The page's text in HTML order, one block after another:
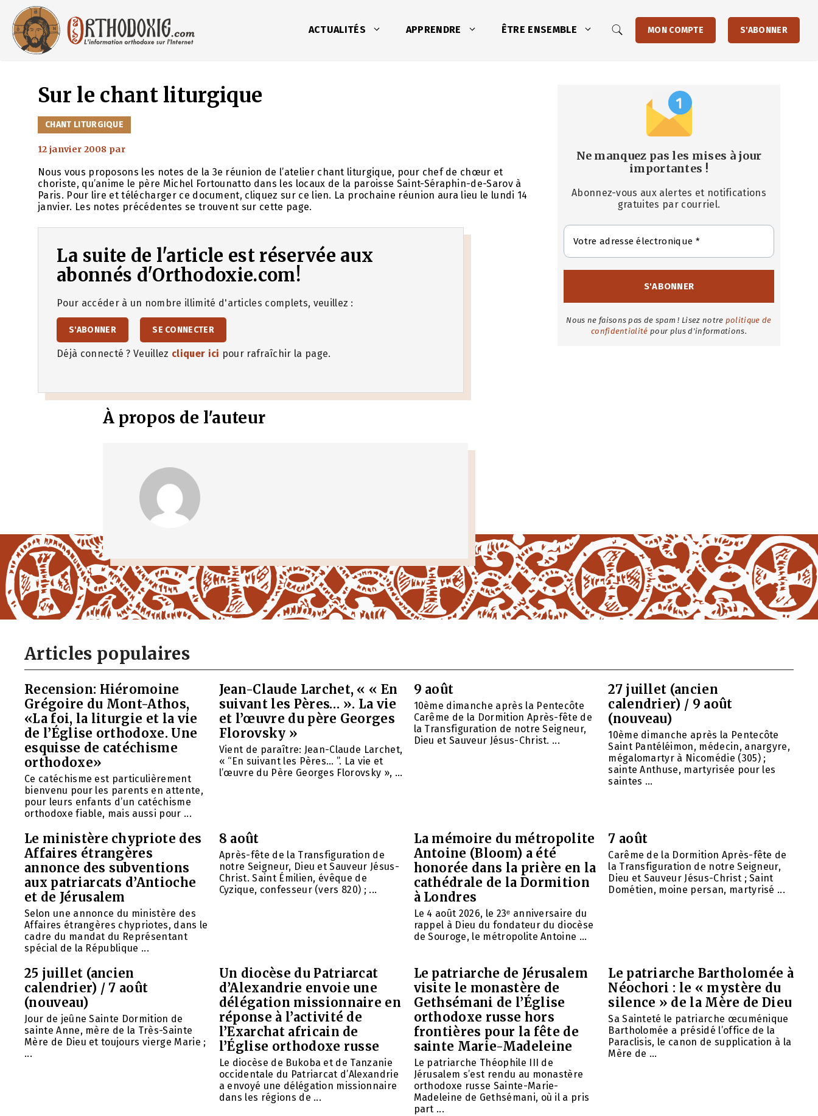
contenu
ACTUALITÉS APPRENDRE ÊTRE ENSEMBLE MON COMPTE S'ABONNER
Sur le chant liturgique
CATÉGORIES
CHANT LITURGIQUE
12 janvier 2008 par
Nous vous proposons les notes de la 3e réunion de l’atelier chant liturgique, pour chef de chœur et
choriste, qu’anime le père Michel Fortounatto dans les locaux de la paroisse Saint-Séraphin-de-Sarov à
Paris. Pour lire et télécharger ce document, cliquez sur ce lien. La prochaine réunion aura lieu le lundi 14
janvier. Les notes précédentes se trouvent sur cette page.
La suite de l'article est réservée aux
abonnés d'Orthodoxie.com!
Pour accéder à un nombre illimité d'articles complets, veuillez :
S'ABONNER SE CONNECTER
Déjà connecté ? Veuillez cliquer ici pour rafraîchir la page.
À propos de l'auteur
Ne manquez pas les mises à jour
importantes !
Abonnez-vous aux alertes et notifications
gratuites par courriel.
Nous ne faisons pas de spam ! Lisez notre politique de
confidentialité pour plus d'informations.
Articles populaires
Recension: Hiéromoine
Grégoire du Mont-Athos,
«La foi, la liturgie et la vie
de l’Église orthodoxe. Une
esquisse de catéchisme
orthodoxe»
Ce catéchisme est particulièrement
bienvenu pour les parents en attente,
pour leurs enfants d’un catéchisme
orthodoxe fiable, mais aussi pour ...
Jean-Claude Larchet, « « En
suivant les Pères… ». La vie
et l’œuvre du père Georges
Florovsky »
Vient de paraître: Jean-Claude Larchet,
« “En suivant les Pères… ”. La vie et
l’œuvre du Père Georges Florovsky », ...
9 août
10ème dimanche après la Pentecôte
Carême de la Dormition Après-fête de
la Transfiguration de notre Seigneur,
Dieu et Sauveur Jésus-Christ. ...
27 juillet (ancien
calendrier) / 9 août
(nouveau)
10ème dimanche après la Pentecôte
Saint Pantéléimon, médecin, anargyre,
mégalomartyr à Nicomédie (305) ;
sainte Anthuse, martyrisée pour les
saintes ...
Le ministère chypriote des
Affaires étrangères
annonce des subventions
aux patriarcats d’Antioche
et de Jérusalem
Selon une annonce du ministère des
Affaires étrangères chypriotes, dans le
cadre du mandat du Représentant
spécial de la République ...
8 août
Après-fête de la Transfiguration de
notre Seigneur, Dieu et Sauveur Jésus-
Christ. Saint Émilien, évêque de
Cyzique, confesseur (vers 820) ; ...
La mémoire du métropolite
Antoine (Bloom) a été
honorée dans la prière en la
cathédrale de la Dormition
à Londres
Le 4 août 2026, le 23ᵉ anniversaire du
rappel à Dieu du fondateur du diocèse
de Souroge, le métropolite Antoine ...
7 août
Carême de la Dormition Après-fête de
la Transfiguration de notre Seigneur,
Dieu et Sauveur Jésus-Christ ; Saint
Dométien, moine persan, martyrisé ...
25 juillet (ancien
calendrier) / 7 août
(nouveau)
Jour de jeûne Sainte Dormition de
sainte Anne, mère de la Très-Sainte
Mère de Dieu et toujours vierge Marie ;
...
Un diocèse du Patriarcat
d’Alexandrie envoie une
délégation missionnaire en
réponse à l’activité de
l’Exarchat africain de
l’Église orthodoxe russe
Le diocèse de Bukoba et de Tanzanie
occidentale du Patriarcat d’Alexandrie
a envoyé une délégation missionnaire
dans les régions de ...
Le patriarche de Jérusalem
visite le monastère de
Gethsémani de l’Église
orthodoxe russe hors
frontières pour la fête de
sainte Marie-Madeleine
Le patriarche Théophile III de
Jérusalem s’est rendu au monastère
orthodoxe russe Sainte-Marie-
Madeleine de Gethsémani, où il a pris
part ...
Le patriarche Bartholomée à
Néochori : le « mystère du
silence » de la Mère de Dieu
Sa Sainteté le patriarche œcuménique
Bartholomée a présidé l’office de la
Paraclisis, le canon de supplication à la
Mère de ...